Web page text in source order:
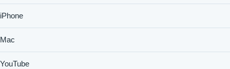
iPhone
Mac
YouTube